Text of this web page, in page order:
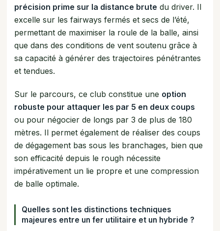
précision prime sur la distance brute du driver. Il
excelle sur les fairways fermés et secs de l’été,
permettant de maximiser la roule de la balle, ainsi
que dans des conditions de vent soutenu grâce à
sa capacité à générer des trajectoires pénétrantes
et tendues.
Sur le parcours, ce club constitue une option
robuste pour attaquer les par 5 en deux coups
ou pour négocier de longs par 3 de plus de 180
mètres. Il permet également de réaliser des coups
de dégagement bas sous les branchages, bien que
son efficacité depuis le rough nécessite
impérativement un lie propre et une compression
de balle optimale.
Quelles sont les distinctions techniques
majeures entre un fer utilitaire et un hybride ?